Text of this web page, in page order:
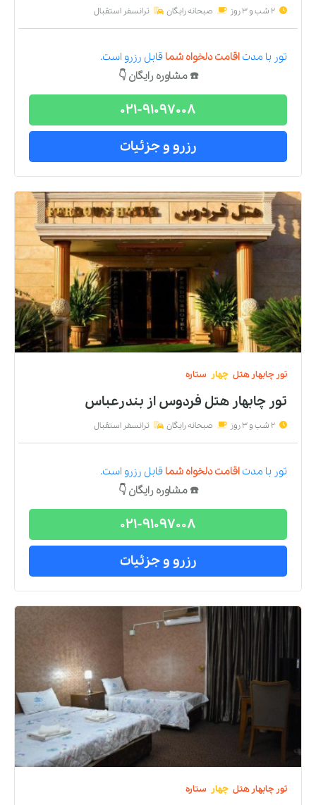
2 شب و 3 روز صبحانه رایگان ترانسفر استقبال
تور با مدتاقامت دلخواه شما قابل رزرو است.
☎️ مشاوره رایگان 👇
021-91097008
رزرو و جزئیات
تور چابهار هتل چهار ستاره
تور چابهار هتل فردوساز بندرعباس
2 شب و 3 روز صبحانه رایگان ترانسفر استقبال
تور با مدتاقامت دلخواه شما قابل رزرو است.
☎️ مشاوره رایگان 👇
021-91097008
رزرو و جزئیات
تور چابهار هتل چهار ستاره